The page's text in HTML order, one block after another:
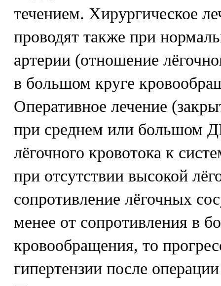
течением. Хирургическое
проводят также при
артерии (отношение
в большом круге
Оперативное лечение
при среднем или большом
лёгочного кровотока к
при отсутствии высокой
сопротивление лёгочных
менее от сопротивления в
кровообращения, то
гипертензии после